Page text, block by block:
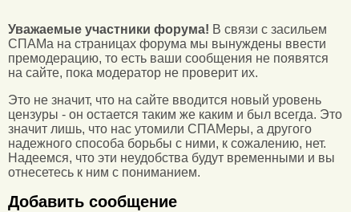
Уважаемые участники форума! В связи с засильем
СПАМа на страницах форума мы вынуждены ввести
премодерацию, то есть ваши сообщения не появятся
на сайте, пока модератор не проверит их.
Это не значит, что на сайте вводится новый уровень
цензуры - он остается таким же каким и был всегда. Это
значит лишь, что нас утомили СПАМеры, а другого
надежного способа борьбы с ними, к сожалению, нет.
Надеемся, что эти неудобства будут временными и вы
отнесетесь к ним с пониманием.
Добавить сообщение